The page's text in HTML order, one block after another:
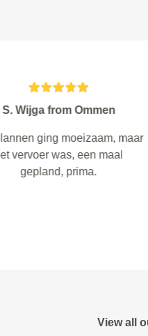
M.
De gene van
van mijn
aanwezig en
View all